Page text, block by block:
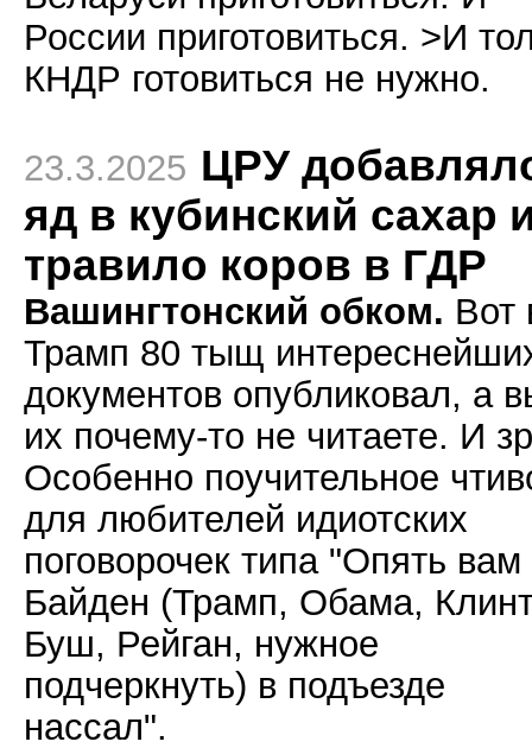
России приготовиться. >И
КНДР готовиться не нужно.
23.3.2025 ЦРУ
яд в кубинский сахар
травило коров в ГДР
Вашингтонский обком. Вот
Трамп 80 тыщ
документов опубликовал, а
их почему-то не читаете. И
Особенно поучительное
для любителей идиотских
поговорочек типа "Опять вам
Байден (Трамп, Обама,
Буш, Рейган, нужное
подчеркнуть) в подъезде
нассал".